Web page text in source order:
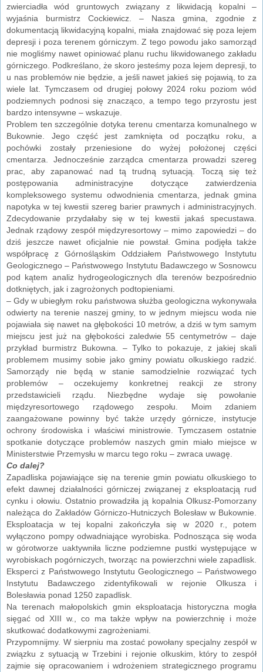
zwierciadła wód gruntowych związany z likwidacją kopalni –
wyjaśnia burmistrz Cockiewicz. – Nasza gmina, zgodnie z
dokumentacją likwidacyjną kopalni, miała znajdować się poza lejem
depresji i poza terenem górniczym. Z tego powodu jako samorząd
nie mogliśmy nawet opiniować planu ruchu likwidowanego zakładu
górniczego. Podkreślano, że skoro jesteśmy poza lejem depresji, to
u nas problemów nie będzie, a jeśli nawet jakieś się pojawią, to za
wiele lat. Tymczasem od drugiej połowy 2024 roku poziom wód
podziemnych podnosi się znacząco, a tempo tego przyrostu jest
bardzo intensywne – wskazuje.
Problem ten szczególnie dotyka terenu cmentarza komunalnego w
Bukownie. Jego część jest zamknięta od początku roku, a
pochówki zostały przeniesione do wyżej położonej części
cmentarza. Jednocześnie zarządca cmentarza prowadzi szereg
prac, aby zapanować nad tą trudną sytuacją. Toczą się też
postępowania administracyjne dotyczące zatwierdzenia
kompleksowego systemu odwodnienia cmentarza, jednak gmina
napotyka w tej kwestii szereg barier prawnych i administracyjnych.
Zdecydowanie przydałaby się w tej kwestii jakaś specustawa.
Jednak rządowy zespół międzyresortowy – mimo zapowiedzi – do
dziś jeszcze nawet oficjalnie nie powstał. Gmina podjęła także
współpracę z Górnośląskim Oddziałem Państwowego Instytutu
Geologicznego – Państwowego Instytutu Badawczego w Sosnowcu
pod kątem analiz hydrogeologicznych dla terenów bezpośrednio
dotkniętych, jak i zagrożonych podtopieniami.
– Gdy w ubiegłym roku państwowa służba geologiczna wykonywała
odwierty na terenie naszej gminy, to w jednym miejscu woda nie
pojawiała się nawet na głębokości 10 metrów, a dziś w tym samym
miejscu jest już na głębokości zaledwie 55 centymetrów – daje
przykład burmistrz Bukowna. – Tylko to pokazuje, z jakiej skali
problemem musimy sobie jako gminy powiatu olkuskiego radzić.
Samorządy nie będą w stanie samodzielnie rozwiązać tych
problemów – oczekujemy konkretnej reakcji ze strony
przedstawicieli rządu. Niezbędne wydaje się powołanie
międzyresortowego rządowego zespołu. Moim zdaniem
zaangażowane powinny być także urzędy górnicze, instytucje
ochrony środowiska i właściwi ministrowie. Tymczasem ostatnie
spotkanie dotyczące problemów naszych gmin miało miejsce w
Ministerstwie Przemysłu w marcu tego roku – zwraca uwagę.
Co dalej?
Zapadliska pojawiające się na terenie gmin powiatu olkuskiego to
efekt dawnej działalności górniczej związanej z eksploatacją rud
cynku i ołowiu. Ostatnio prowadziła ją kopalnia Olkusz-Pomorzany
należąca do Zakładów Górniczo-Hutniczych Bolesław w Bukownie.
Eksploatacja w tej kopalni zakończyła się w 2020 r., potem
wyłączono pompy odwadniające wyrobiska. Podnosząca się woda
w górotworze uaktywniła liczne podziemne pustki występujące w
wyrobiskach pogórniczych, tworząc na powierzchni wiele zapadlisk.
Eksperci z Państwowego Instytutu Geologicznego – Państwowego
Instytutu Badawczego zidentyfikowali w rejonie Olkusza i
Bolesławia ponad 1250 zapadlisk.
Na terenach małopolskich gmin eksploatacja historyczna mogła
sięgać od XIII w., co ma także wpływ na powierzchnię i może
skutkować dodatkowymi zagrożeniami.
Przypomnijmy. W sierpniu ma zostać powołany specjalny zespół w
związku z sytuacją w Trzebini i rejonie olkuskim, który to zespół
zajmie się opracowaniem i wdrożeniem strategicznego programu